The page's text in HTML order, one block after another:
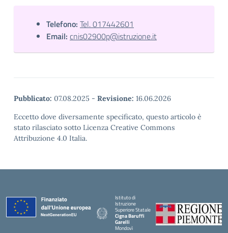
Telefono: Tel. 017442601
Email: cnis02900p@istruzione.it
Pubblicato: 07.08.2025 - Revisione: 16.06.2026
Eccetto dove diversamente specificato, questo articolo è
stato rilasciato sotto Licenza Creative Commons
Attribuzione 4.0 Italia.
Istituto di
Istruzione
Superiore Statale
Cigna Baruffi
Garelli
Mondovì